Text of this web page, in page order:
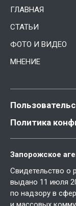
ГЛАВНАЯ
СТАТЬИ
ФОТО И ВИДЕО
МНЕНИЕ
Политика
Запорожское
Свидетельство
выдано 11 июля
по надзору в